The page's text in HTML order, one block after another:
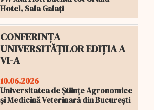
Hotel, Sala Galați
CONFERINȚA
UNIVERSITĂȚILOR EDIȚIA A
VI-A
10.06.2026
Universitatea de Științe Agronomice
și Medicină Veterinară din București